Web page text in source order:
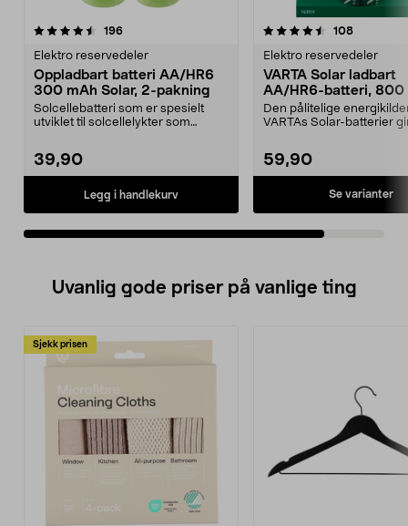
196anmeldelser
Elektro reservedeler
Oppladbart batteri AA/HR6
300 mAh Solar, 2-pakning
Solcellebatteri som er spesielt
utviklet til solcellelykter som
39,90
Legg i handlekurv
4.5av 5 stjerner 108
Elektro reservedeler
VARTA Solar ladbart
AA/HR6-batteri, 800
Den pålitelige
VARTAs Solar-batterier
59,90
Se varianter
Uvanlig gode priser på vanlige ting
Sjekk prisen